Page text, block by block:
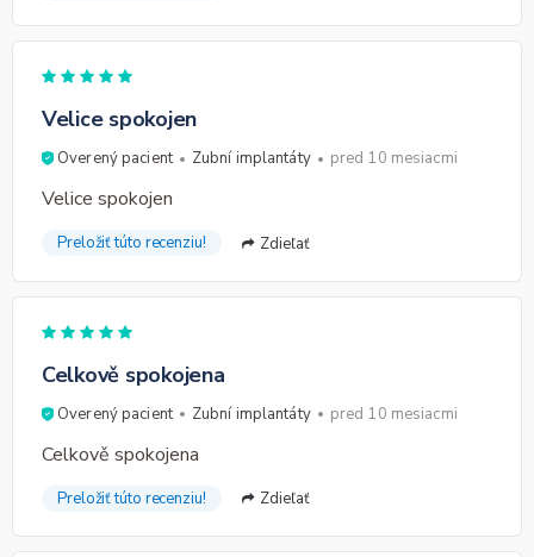
Velice spokojen
Overený pacient Zubní implantáty pred 10 mesiacmi
Velice spokojen
Preložiť túto recenziu! Zdieľať
Celkově spokojena
Overený pacient Zubní implantáty pred 10 mesiacmi
Celkově spokojena
Preložiť túto recenziu! Zdieľať